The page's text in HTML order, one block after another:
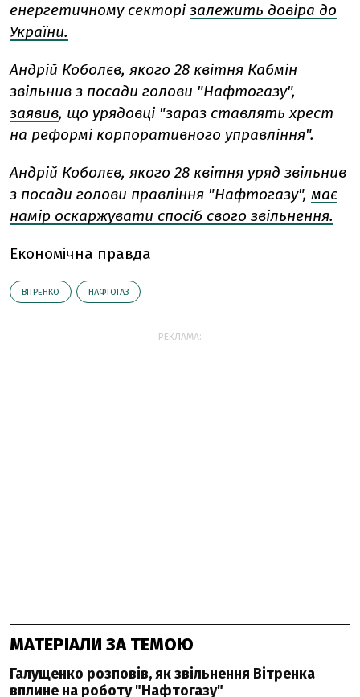
енергетичному секторі залежить довіра до
України.
Андрій Коболєв, якого 28 квітня Кабмін
звільнив з посади голови "Нафтогазу",
заявив, що урядовці "зараз ставлять хрест
на реформі корпоративного управління".
Андрій Коболєв, якого 28 квітня уряд звільнив
з посади голови правління "Нафтогазу", має
намір оскаржувати спосіб свого звільнення.
Економічна правда
ВІТРЕНКО НАФТОГАЗ
РЕКЛАМА:
МАТЕРІАЛИ ЗА ТЕМОЮ
Галущенко розповів, як звільнення Вітренка
вплине на роботу "Нафтогазу"